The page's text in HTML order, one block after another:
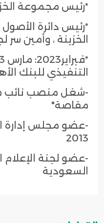
*رئيس مجموعة
*رئيس دائرة
الخزينة ، وأمين
التنفيذي للبنك
-شغل منصب نائب
مقاصة"
-عضو مجلس إدارة
2013
-عضو لجنة الإعلام
السعودية